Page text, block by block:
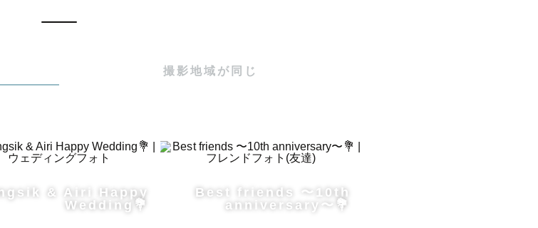
ョン撮影など、人生の大切な節目も撮影してい
呼んでくださいね！
撮影地域が同じ
& Airi Happy
Wedding💐
Best friends 〜10th
anniversary〜💐